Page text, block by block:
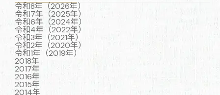
令和8年（2026年）
令和7年（2025年）
令和6年（2024年）
令和4年（2022年）
令和3年（2021年）
令和2年（2020年）
令和1年（2019年）
2018年
2017年
2016年
2015年
2014年